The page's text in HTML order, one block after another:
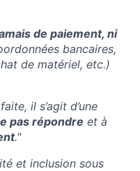
de paiement, ni
bancaires,
de matériel, etc.)
il s’agit d’une
pas répondre et à
."
et inclusion sous